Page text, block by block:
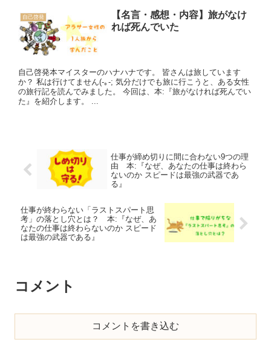
自己啓発
【名言・感想・内容】旅がなけ
れば死んでいた
自己啓発本マイスターのハナハナです。 皆さんは旅しています
か？ 私は行けてません(-｡-; 気分だけでも旅に行こうと、ある女性
の旅行記を読んでみました。 今回は、本:『旅がなければ死んでい
た』を紹介します。 ...
仕事が締め切りに間に合わない9つの理
由 本:『なぜ、あなたの仕事は終わら
ないのか スピードは最強の武器であ
る』
仕事が終わらない「ラストスパート思
考」の落とし穴とは？ 本:『なぜ、あ
なたの仕事は終わらないのか スピード
は最強の武器である』
コメント
コメントを書き込む